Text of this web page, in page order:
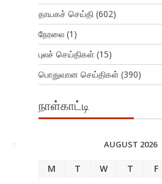
தாயகச் செய்தி(602)
நேரலை(1)
புலச் செய்திகள்(15)
பொதுவான செய்திகள்(390)
நாள்காட்டி
AUGUST 2026
M T W T F